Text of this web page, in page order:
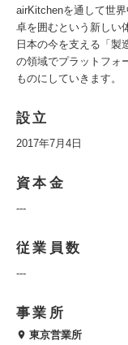
airKitchenを通して世
卓を囲むという新しい
日本の今を支える「製
の領域でプラットフォ
ものにしていきます。
設立
2017年7月4日
資本金
---
従業員数
---
事業所
東京営業所